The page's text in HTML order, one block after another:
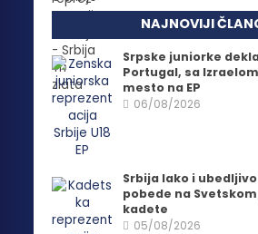
NAJNOVIJI
Srpske juniorke
Portugal, sa
mesto na EP
06/08/2026
Srbija lako i
pobede na
kadete
05/08/2026